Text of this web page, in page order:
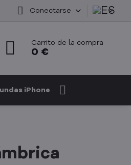
Conectarse
Carrito de la compra
0 €
iPhone